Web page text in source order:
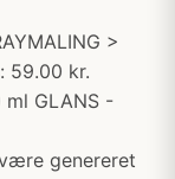
>
59.00 kr.
ml GLANS -
genereret